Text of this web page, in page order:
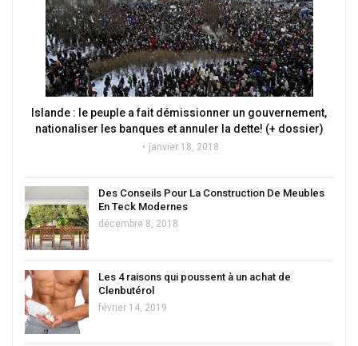
Islande : le peuple a fait démissionner un gouvernement,
nationaliser les banques et annuler la dette! (+ dossier)
janvier 18, 2018
Des Conseils Pour La Construction De Meubles
En Teck Modernes
décembre 8, 2018
Les 4 raisons qui poussent à un achat de
Clenbutérol
février 14, 2019